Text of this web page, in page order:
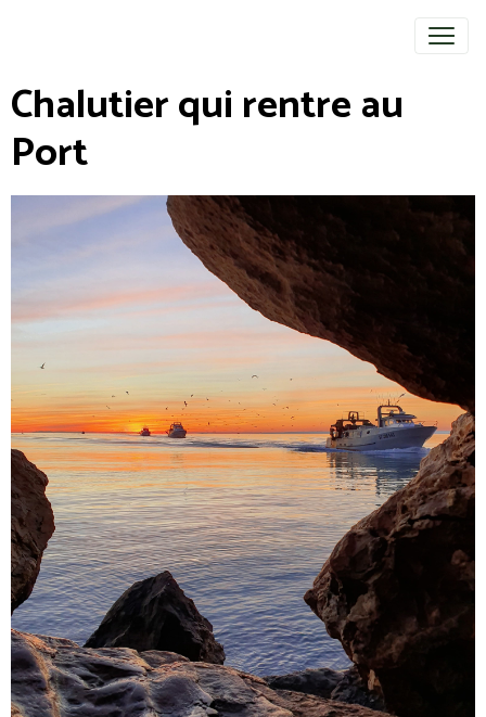
Chalutier qui rentre au
Port